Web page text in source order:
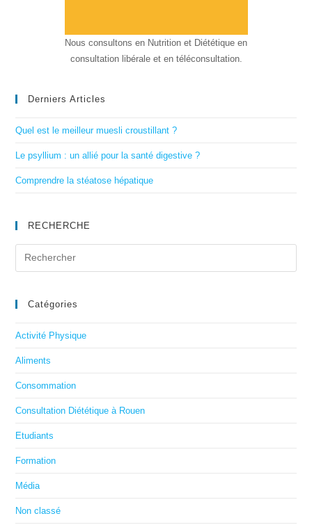
Nous consultons en Nutrition et Diététique en
consultation libérale et en téléconsultation.
Derniers Articles
Quel est le meilleur muesli croustillant ?
Le psyllium : un allié pour la santé digestive ?
Comprendre la stéatose hépatique
RECHERCHE
Catégories
Activité Physique
Aliments
Consommation
Consultation Diététique à Rouen
Etudiants
Formation
Média
Non classé